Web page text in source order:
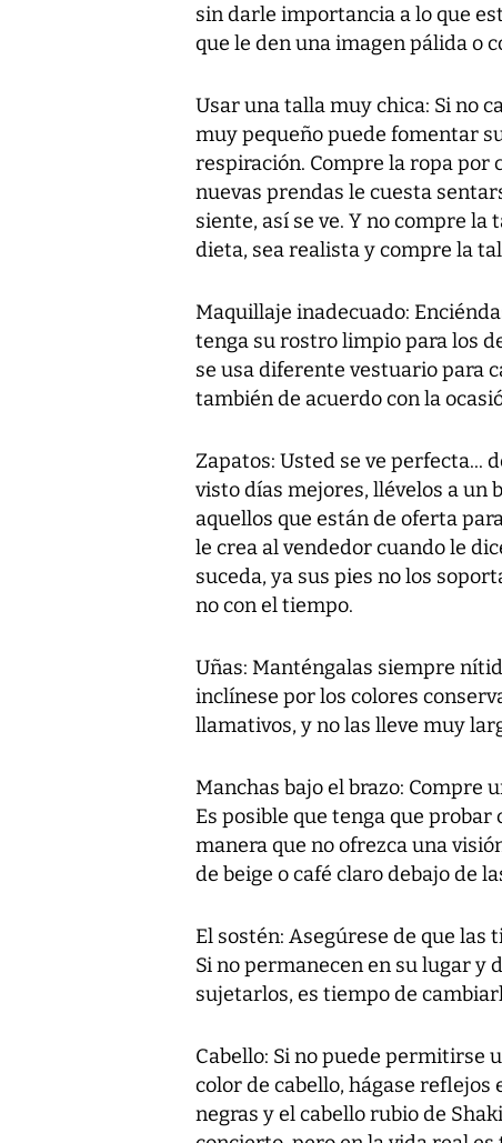
sin darle importancia a lo que
que le den una imagen pálida o
Usar una talla muy chica: Si no
muy pequeño puede fomentar
respiración. Compre la ropa por
nuevas prendas le cuesta
siente, así se ve. Y no compre
dieta, sea realista y compre la
Maquillaje inadecuado:
tenga su rostro limpio para los
se usa diferente vestuario para
también de acuerdo con la
Zapatos: Usted se ve perfecta...
visto días mejores, llévelos a un
aquellos que están de oferta
le crea al vendedor cuando le
suceda, ya sus pies no los
no con el tiempo.
Uñas: Manténgalas siempre
inclínese por los colores
llamativos, y no las lleve muy
Manchas bajo el brazo: Compre
Es posible que tenga que
manera que no ofrezca una
de beige o café claro debajo de
El sostén: Asegúrese de que
Si no permanecen en su lugar y
sujetarlos, es tiempo de
Cabello: Si no puede
color de cabello, hágase reflejos
negras y el cabello rubio de